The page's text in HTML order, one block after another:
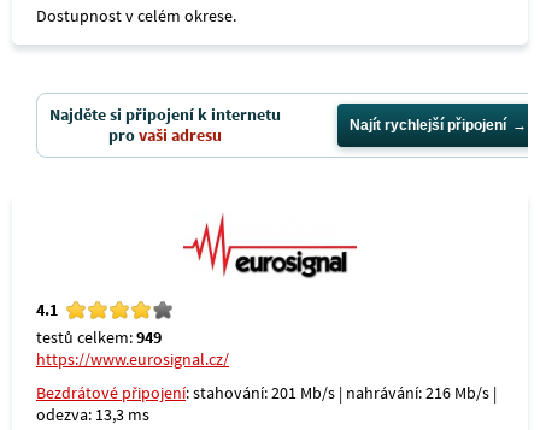
Dostupnost v celém okrese.
Najděte si připojení k internetu
provaši adresu Najít rychlejší připojení
4.1
testů celkem:949
https://www.eurosignal.cz/
Bezdrátové připojení: stahování: 201 Mb/s | nahrávání: 216 Mb/s |
odezva: 13,3 ms